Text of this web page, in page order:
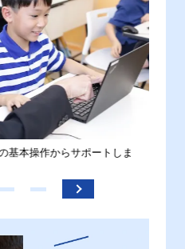
基本操作からサポートしま